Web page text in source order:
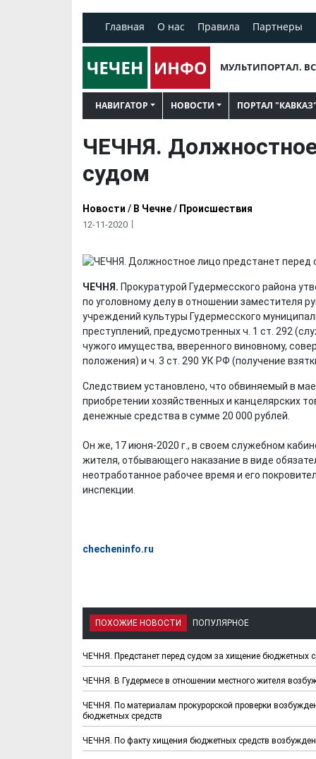
Главная О нас Правила Партнеры
МУЛЬТИПОРТАЛ.
НАВИГАТОР НОВОСТИ ПОРТАЛ "КАВКАЗ"
ЧЕЧНЯ.
судом
Новости / В Чечне/ Происшествия
12-11-2020
ЧЕЧНЯ. Прокуратурой Гудермесского района
по уголовному делу в отношении заместителя
учреждений культуры Гудермесского
преступлений, предусмотренных ч. 1 ст. 292
чужого имущества, вверенного виновному,
положения) и ч. 3 ст. 290 УК РФ (получение
Следствием установлено, что обвиняемый в
приобретении хозяйственных и канцелярских
денежные средства в сумме 20 000 рублей.
Он же, 17 июня-2020 г., в своем служебном
жителя, отбывающего наказание в виде
неотработанное рабочее время и его
инспекции.
checheninfo.ru
ПОХОЖИЕ НОВОСТИ ПОПУЛЯРНОЕ
ЧЕЧНЯ. Предстанет перед судом за хищение бюджетных
ЧЕЧНЯ. В Гудермесе в отношении местного жителя
ЧЕЧНЯ. По материалам прокурорской проверки
бюджетных средств
ЧЕЧНЯ. По факту хищения бюджетных средств